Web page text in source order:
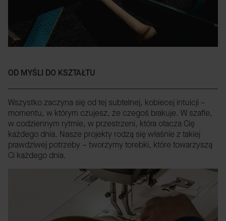
OD MYŚLI DO KSZTAŁTU
Wszystko zaczyna się od tej subtelnej, kobiecej intuicji –
momentu, w którym czujesz, że czegoś brakuje. W szafie,
w codziennym rytmie, w przestrzeni, która otacza Cię
każdego dnia. Nasze projekty rodzą się właśnie z takiej
prawdziwej potrzeby – tworzymy torebki, które towarzyszą
Ci każdego dnia.